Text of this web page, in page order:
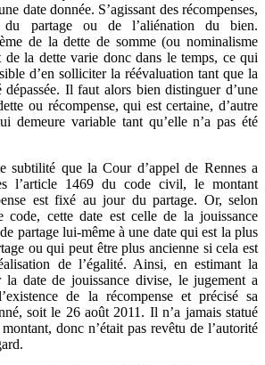
date donnée. S’agissant des récompenses,
partage ou de l’aliénation du bien.
de la dette de somme (ou nominalisme
de la dette varie donc dans le temps, ce qui
d’en solliciter la réévaluation tant que la
dépassée. Il faut alors bien distinguer d’une
ou récompense, qui est certaine, d’autre
demeure variable tant qu’elle n’a pas été
subtilité que la Cour d’appel de Rennes a
l’article 1469 du code civil, le montant
est fixé au jour du partage. Or, selon
code, cette date est celle de la jouissance
partage lui-même à une date qui est la plus
ou qui peut être plus ancienne si cela est
de l’égalité. Ainsi, en estimant la
la date de jouissance divise, le jugement a
de la récompense et précisé sa
soit le 26 août 2011. Il n’a jamais statué
donc n’était pas revêtu de l’autorité